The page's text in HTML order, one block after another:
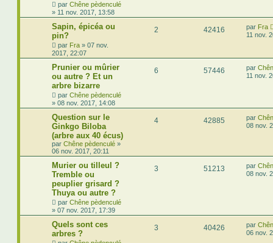
par Chêne pèdenculé
» 11 nov. 2017, 13:58
Sapin, épicéa ou
pin?
par Fra » 07 nov.
2017, 22:07
2 42416 par Fra
11 nov.
Prunier ou mûrier
ou autre ? Et un
arbre bizarre
par Chêne pèdenculé
» 08 nov. 2017, 14:08
6 57446 par
11 nov.
Question sur le
Ginkgo Biloba
(arbre aux 40 écus)
par Chêne pèdenculé »
06 nov. 2017, 20:11
4 42885 par
08 nov.
Murier ou tilleul ?
Tremble ou
peuplier grisard ?
Thuya ou autre ?
par Chêne pèdenculé
» 07 nov. 2017, 17:39
3 51213 par
08 nov.
Quels sont ces
arbres ?
3 40426 par
06 nov.